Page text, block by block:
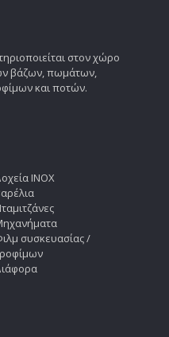
στον χώρο
βάζων, πωμάτων,
και ποτών.
INOX
συσκευασίας /